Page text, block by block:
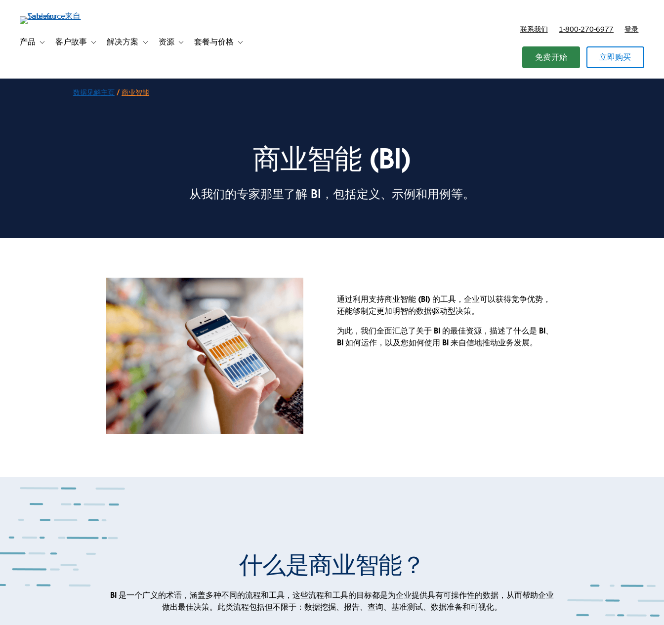
容
产品 Toggle sub-navigation for 产品
客户故事 Toggle sub-navigation for 客户故事
解决方案 Toggle sub-navigation for 解决方案
资源 Toggle sub-navigation for 资源
套餐与价格 Toggle sub-navigation for 套餐与价格
联系我们 1-800-270-6977 登录
免费开始 立即购买
数据见解主页 /商业智能
商业智能 (BI)
从我们的专家那里了解 BI，包括定义、示例和用例等。
通过利用支持商业智能 (BI) 的工具，企业可以获得竞争优势，
还能够制定更加明智的数据驱动型决策。
为此，我们全面汇总了关于 BI 的最佳资源，描述了什么是 BI、
BI 如何运作，以及您如何使用 BI 来自信地推动业务发展。
什么是商业智能？
BI 是一个广义的术语，涵盖多种不同的流程和工具，这些流程和工具的目标都是为企业提供具有可操作性的数据，从而帮助企业
做出最佳决策。此类流程包括但不限于：数据挖掘、报告、查询、基准测试、数据准备和可视化。